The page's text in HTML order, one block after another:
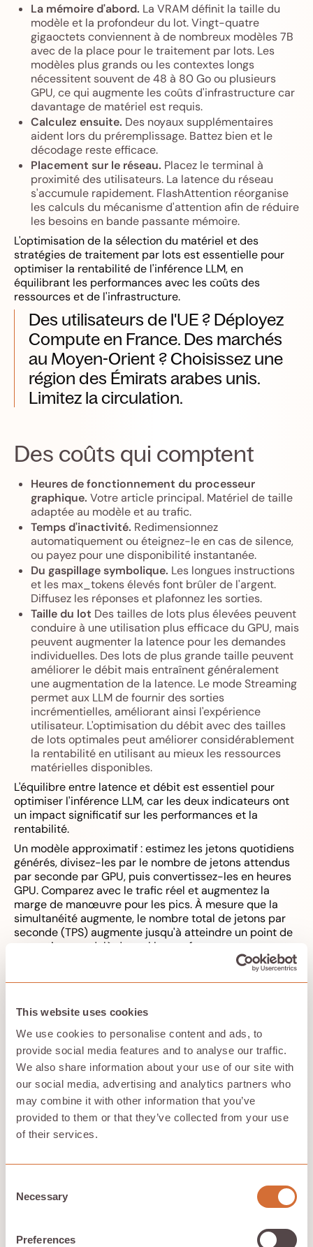
This website uses cookies
We use cookies to personalise content and ads, to
provide social media features and to analyse our traffic.
We also share information about your use of our site with
our social media, advertising and analytics partners who
may combine it with other information that you’ve
provided to them or that they’ve collected from your use
of their services.
Selection
Necessary
Preferences
La mémoire d'abord. La VRAM définit la taille du
modèle et la profondeur du lot. Vingt-quatre
gigaoctets conviennent à de nombreux modèles 7B
avec de la place pour le traitement par lots. Les
modèles plus grands ou les contextes longs
nécessitent souvent de 48 à 80 Go ou plusieurs
GPU, ce qui augmente les coûts d'infrastructure car
davantage de matériel est requis.
Calculez ensuite. Des noyaux supplémentaires
aident lors du préremplissage. Battez bien et le
décodage reste efficace.
Placement sur le réseau. Placez le terminal à
proximité des utilisateurs. La latence du réseau
s'accumule rapidement. FlashAttention réorganise
les calculs du mécanisme d'attention afin de réduire
les besoins en bande passante mémoire.
L'optimisation de la sélection du matériel et des
stratégies de traitement par lots est essentielle pour
optimiser la rentabilité de l'inférence LLM, en
équilibrant les performances avec les coûts des
ressources et de l'infrastructure.
Des utilisateurs de l'UE ? Déployez
Compute en France. Des marchés
au Moyen-Orient ? Choisissez une
région des Émirats arabes unis.
Limitez la circulation.
Des coûts qui comptent
Heures de fonctionnement du processeur
graphique. Votre article principal. Matériel de taille
adaptée au modèle et au trafic.
Temps d'inactivité. Redimensionnez
automatiquement ou éteignez-le en cas de silence,
ou payez pour une disponibilité instantanée.
Du gaspillage symbolique. Les longues instructions
et les max_tokens élevés font brûler de l'argent.
Diffusez les réponses et plafonnez les sorties.
Taille du lot Des tailles de lots plus élevées peuvent
conduire à une utilisation plus efficace du GPU, mais
peuvent augmenter la latence pour les demandes
individuelles. Des lots de plus grande taille peuvent
améliorer le débit mais entraînent généralement
une augmentation de la latence. Le mode Streaming
permet aux LLM de fournir des sorties
incrémentielles, améliorant ainsi l'expérience
utilisateur. L'optimisation du débit avec des tailles
de lots optimales peut améliorer considérablement
la rentabilité en utilisant au mieux les ressources
matérielles disponibles.
L'équilibre entre latence et débit est essentiel pour
optimiser l'inférence LLM, car les deux indicateurs ont
un impact significatif sur les performances et la
rentabilité.
Un modèle approximatif : estimez les jetons quotidiens
générés, divisez-les par le nombre de jetons attendus
par seconde par GPU, puis convertissez-les en heures
GPU. Comparez avec le trafic réel et augmentez la
marge de manœuvre pour les pics. À mesure que la
simultanéité augmente, le nombre total de jetons par
seconde (TPS) augmente jusqu'à atteindre un point de
saturation, au-delà duquel les performances peuvent
diminuer. Il est important de comprendre le nombre de
demandes que votre système peut traiter au cours
d'une période donnée afin de planifier la capacité et de
performances réelles peuvent différer de ces
estimations en raison de variations matérielles et de
facteurs liés à l'infrastructure, donc validez toujours
avec les données de déploiement réelles.
Fiabilité et observabilité
L'analyse comparative des performances du LLM et
mesures clés sont essentielles pour garantir des
déploiements fiables et efficaces. Le suivi de ces
indicateurs aide les équipes à comprendre la capacité
du système, à identifier les goulots d'étranglement et à